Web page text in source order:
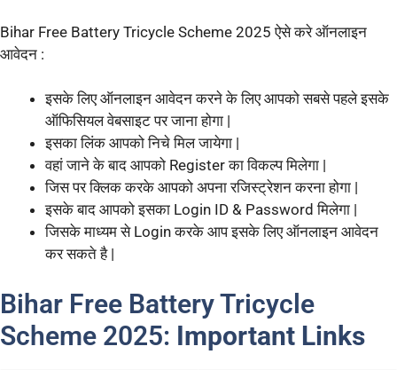
Bihar Free Battery Tricycle Scheme 2025 ऐसे करे ऑनलाइन
आवेदन :
इसके लिए ऑनलाइन आवेदन करने के लिए आपको सबसे पहले इसके
ऑफिसियल वेबसाइट पर जाना होगा |
इसका लिंक आपको निचे मिल जायेगा |
वहां जाने के बाद आपको Register का विकल्प मिलेगा |
जिस पर क्लिक करके आपको अपना रजिस्ट्रेशन करना होगा |
इसके बाद आपको इसका Login ID & Password मिलेगा |
जिसके माध्यम से Login करके आप इसके लिए ऑनलाइन आवेदन
कर सकते है |
Bihar Free Battery Tricycle
Scheme 2025: Important Links